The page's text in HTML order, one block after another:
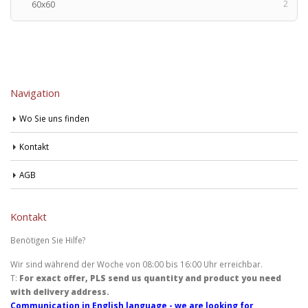
60x60
2
Navigation
Wo Sie uns finden
Kontakt
AGB
Kontakt
Benötigen Sie Hilfe?
Wir sind während der Woche von 08:00 bis 16:00 Uhr erreichbar.
T: For exact offer, PLS send us quantity and product you need
with delivery address.
Communication in English language - we are looking for